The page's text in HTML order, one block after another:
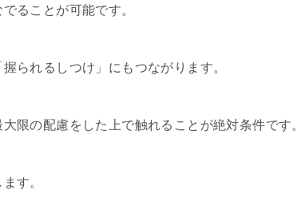
ることが可能です。
られるしつけ」にもつながります。
限の配慮をした上で触れることが絶対条件です。
す。